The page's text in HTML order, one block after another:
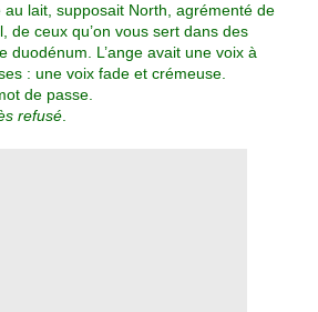
lait, supposait North, agrémenté de
de ceux qu’on vous sert dans des
duodénum. L’ange avait une voix à
: une voix fade et crémeuse.
de passe.
refusé